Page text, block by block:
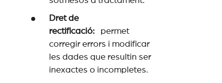
Dret de
rectificació: permet
corregir errors i modificar
les dades que resultin ser
inexactes o incompletes.